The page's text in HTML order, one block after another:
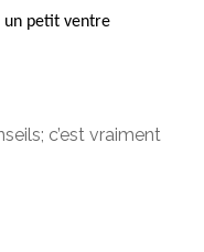
un petit ventre
c’est vraiment